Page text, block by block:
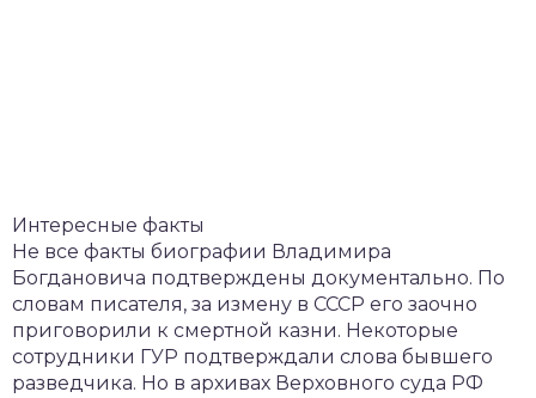
Интересные факты
Не все факты биографии Владимира
Богдановича подтверждены документально. По
словам писателя, за измену в СССР его заочно
приговорили к смертной казни. Некоторые
сотрудники ГУР подтверждали слова бывшего
разведчика. Но в архивах Верховного суда РФ